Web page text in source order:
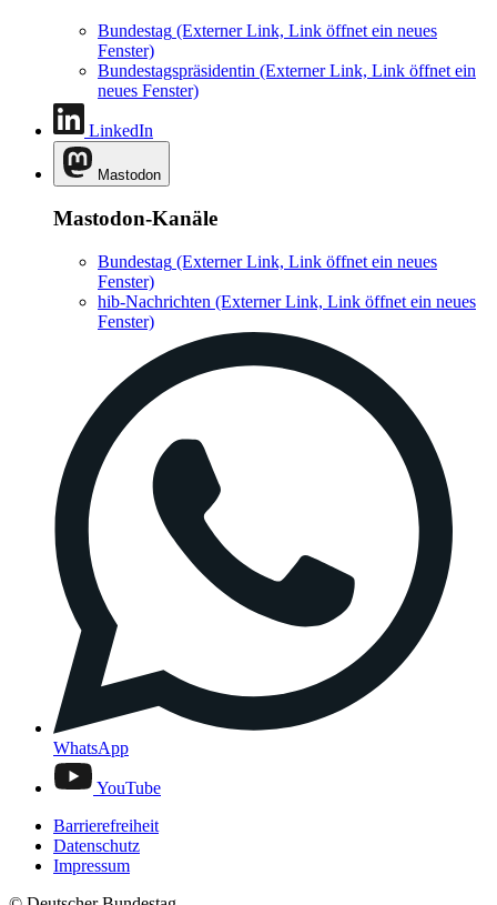
Bundestag (Externer Link, Link öffnet ein neues
Fenster)
Bundestagspräsidentin (Externer Link, Link öffnet ein
neues Fenster)
LinkedIn
Mastodon
Mastodon-Kanäle
Bundestag (Externer Link, Link öffnet ein neues
Fenster)
hib-Nachrichten (Externer Link, Link öffnet ein neues
Fenster)
WhatsApp
YouTube
Barrierefreiheit
Datenschutz
Impressum